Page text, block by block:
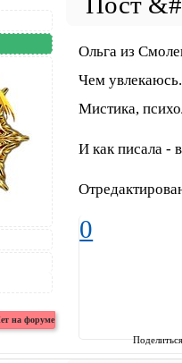
Ольга из
Чем
Мистика,
И как писала -
0